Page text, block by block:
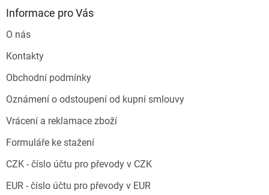
Informace pro Vás
O nás
Kontakty
Obchodní podmínky
Oznámení o odstoupení od kupní smlouvy
Vrácení a reklamace zboží
Formuláře ke stažení
CZK - číslo účtu pro převody v CZK
EUR - číslo účtu pro převody v EUR